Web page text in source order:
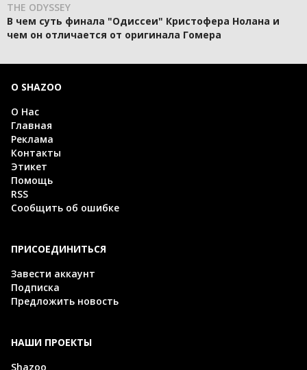
THE ODYSSEY
В чем суть финала "Одиссеи" Кристофера Нолана и
чем он отличается от оригинала Гомера
О SHAZOO
О Нас
Главная
Реклама
Контакты
Этикет
Помощь
RSS
Сообщить об ошибке
ПРИСОЕДИНИТЬСЯ
Завести аккаунт
Подписка
Предложить новость
НАШИ ПРОЕКТЫ
Shazoo